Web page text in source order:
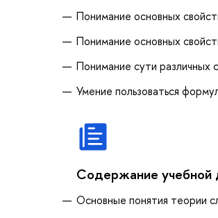
Понимание основных
Понимание основных
Понимание сути различных
Умение пользоваться
Содержание учебной
Основные понятия теории